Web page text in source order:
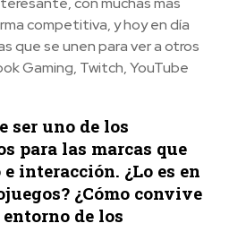
competitiva, y hoy en día
que se unen para ver a otros
Gaming, Twitch, YouTube
ser uno de los
para las marcas que
interacción. ¿Lo es en
¿Cómo convive
de los